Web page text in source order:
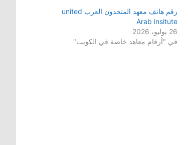
رقم هاتف معهد المتحدون العرب united
Arab insitute
26 يوليو، 2026
في "أرقام معاهد خاصة في الكويت"